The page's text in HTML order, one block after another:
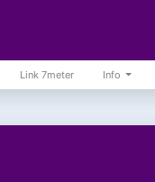
Link 7meter Info